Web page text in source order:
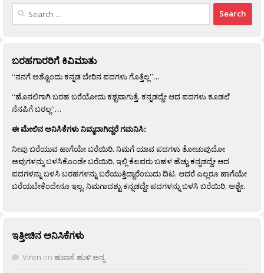
Search
ಬರಹಗಾರರಿಗೆ ಕಿವಿಮಾತು
“ನನಗೆ ಅಶ್ಟೊಂದು ಕನ್ನಡ ಬೇರಿನ ಪದಗಳು ಗೊತ್ತಿಲ್ಲ”…
“ಹೊನಲಿಗಾಗಿ ಬರಹ ಬರೆಯೋದು ಕಶ್ಟವಾಗುತ್ತೆ. ಕನ್ನಡದ್ದೇ ಆದ ಪದಗಳು ಕೂಡಲೆ
ನೆನಪಿಗೆ ಬರಲ್ಲ”…
ಈ ಮೇಲಿನ ಅನಿಸಿಕೆಗಳು ನಿಮ್ಮದಾಗಿದ್ದರೆ ಗಮನಿಸಿ:
ನೀವು ಬರೆಯುವ ಹಾಗೆಯೇ ಬರೆಯಿರಿ. ನಿಮಗೆ ಯಾವ ಪದಗಳು ತೋಚುವುದೋ
ಅವುಗಳನ್ನು ಬಳಸಿಕೊಂಡೇ ಬರೆಯಿರಿ. ಇಲ್ಲಿ ಕೆಲವರು ಬಹಳ ಹೆಚ್ಚು ಕನ್ನಡದ್ದೇ ಆದ
ಪದಗಳನ್ನು ಬಳಸಿ ಬರಹಗಳನ್ನು ಬರೆಯುತ್ತಿದ್ದಾರೆಂಬುದು ದಿಟ. ಆದರೆ ಎಲ್ಲರೂ ಹಾಗೆಯೇ
ಬರೆಯಬೇಕೆಂದೇನೂ ಇಲ್ಲ. ನಿಮಗಾದಶ್ಟು ಕನ್ನಡದ್ದೇ ಪದಗಳನ್ನು ಬಳಸಿ ಬರೆಯಿರಿ, ಅಶ್ಟೇ.
ಇತ್ತೀಚಿನ ಅನಿಸಿಕೆಗಳು
Viren on ಹುಣಸೆ ಹುಳಿ ಅನ್ನ